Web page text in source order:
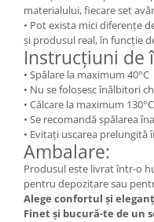
materialului, fiecare set
• Pot exista mici diferențe
și produsul real, în funcție
Instrucțiuni de
• Spălare la maximum 40°C
• Nu se folosesc înălbitori
• Călcare la maximum 130°C
• Se recomandă spălarea
• Evitați uscarea
Ambalare:
Produsul este livrat într-o
pentru depozitare sau
Alege confortul și
Finet și bucură-te de un